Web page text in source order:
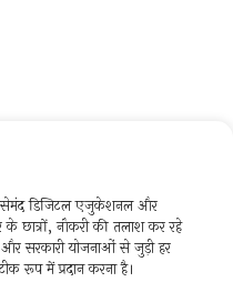
डिजिटल एजुकेशनल और
के छात्रों, नौकरी की तलाश कर रहे
सरकारी योजनाओं से जुड़ी हर
रूप में प्रदान करना है।